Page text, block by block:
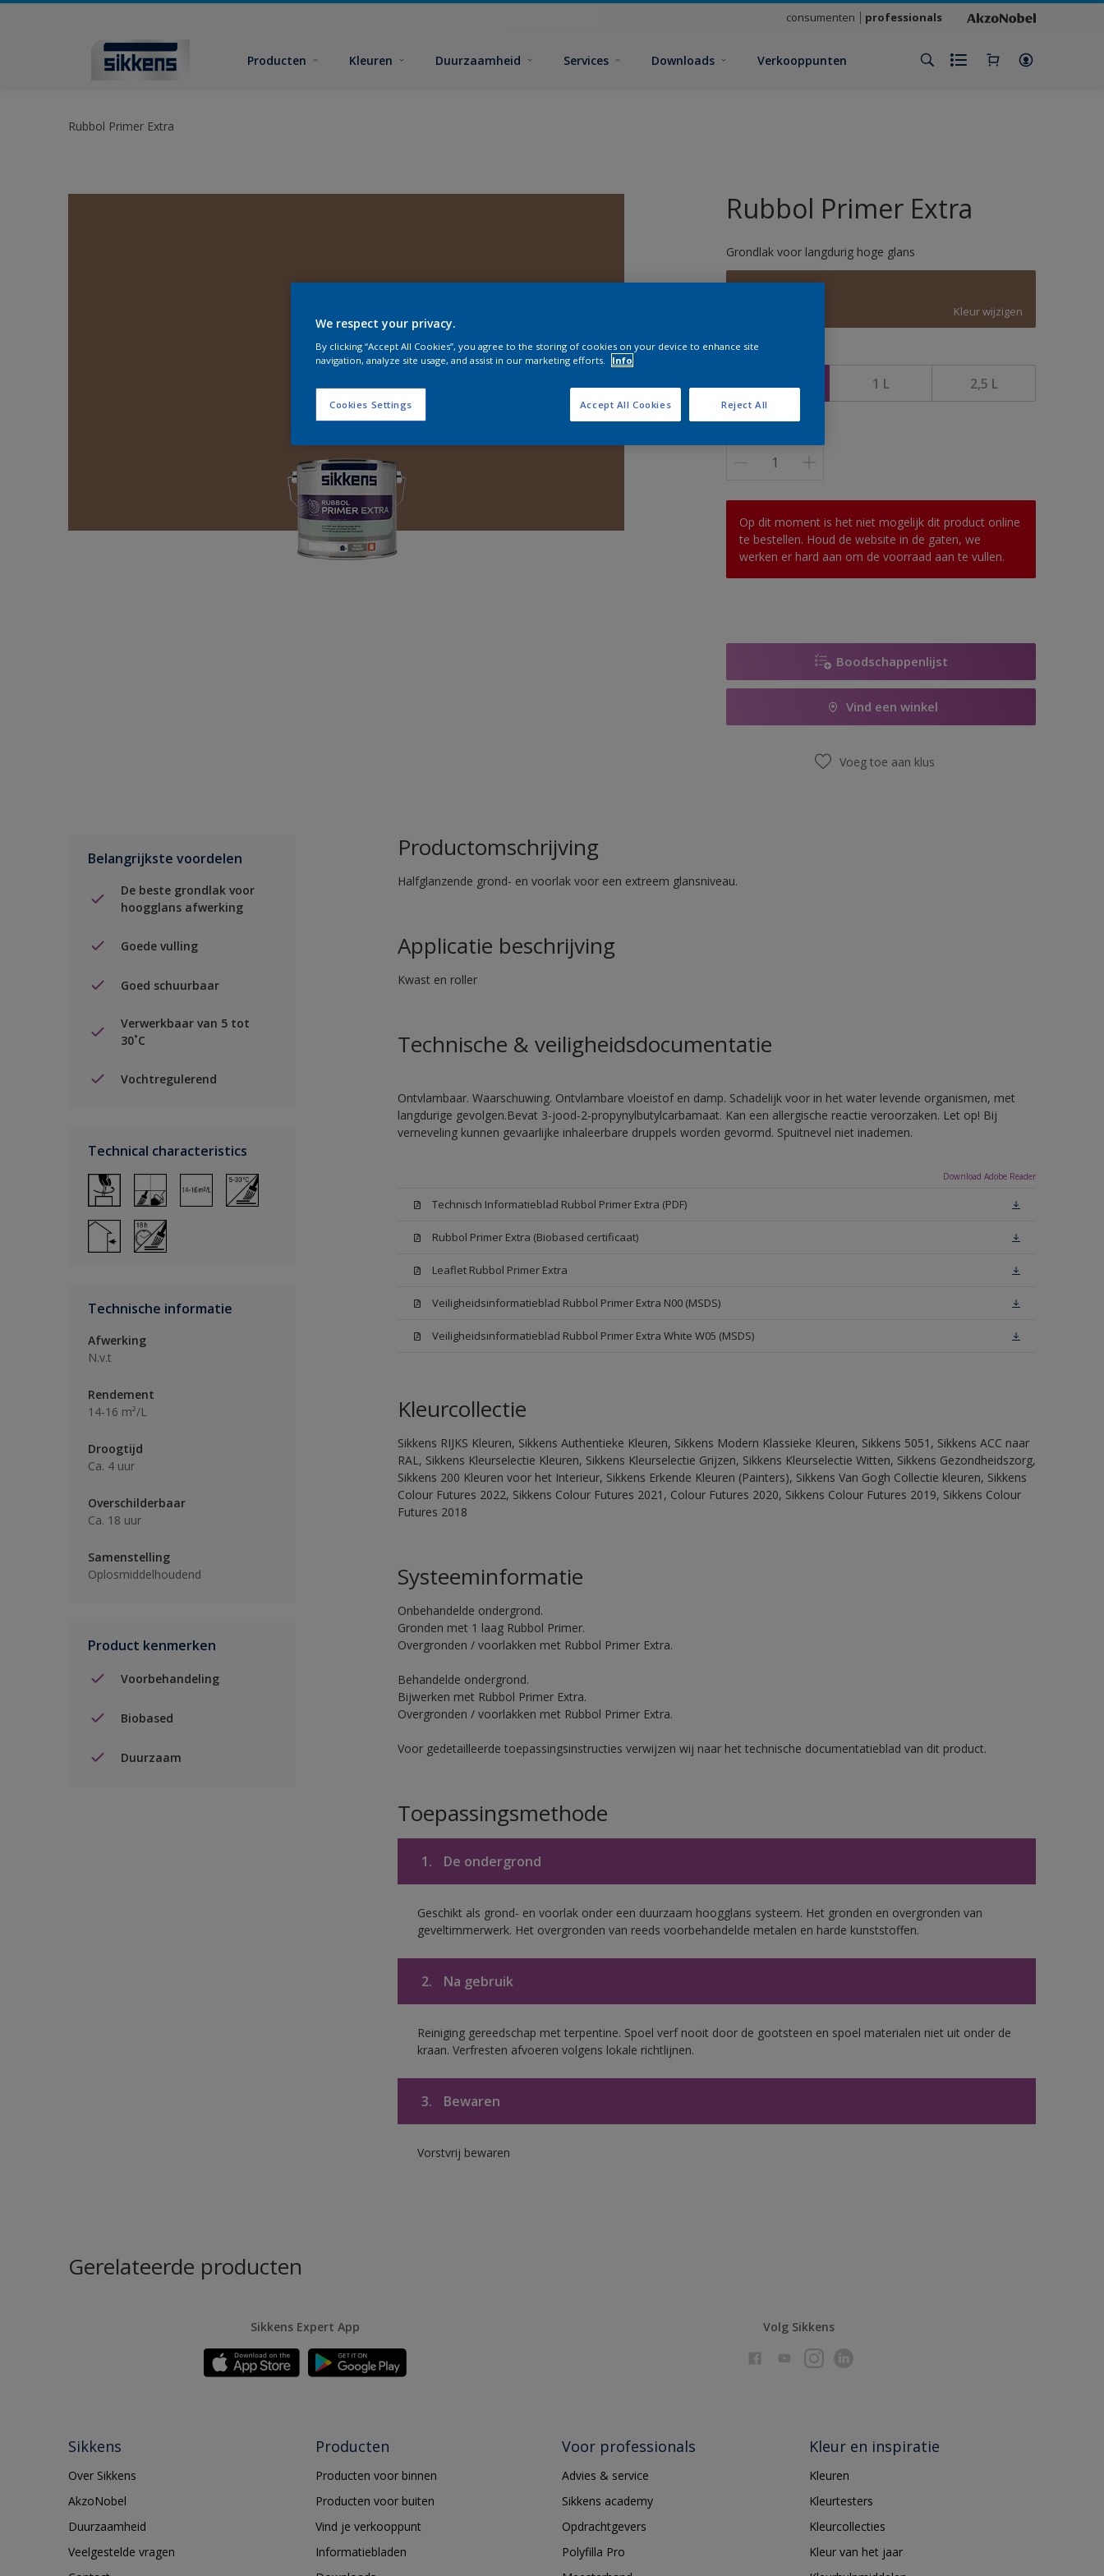
consumenten professionals
Producten Kleuren Duurzaamheid Services Downloads Verkooppunten
Rubbol Primer Extra
Rubbol Primer Extra
Grondlak voor langdurig hoge glans
Kleur wijzigen
0,5 l 1 L 2,5 L
Op dit moment is het niet mogelijk dit product online
te bestellen. Houd de website in de gaten, we
werken er hard aan om de voorraad aan te vullen.
Boodschappenlijst
Vind een winkel
Voeg toe aan klus
Belangrijkste voordelen
De beste grondlak voor
hoogglans afwerking
Goede vulling
Goed schuurbaar
Verwerkbaar van 5 tot
30˚C
Vochtregulerend
Technical characteristics
Technische informatie
Afwerking
N.v.t
Rendement
14-16 m²/L
Droogtijd
Ca. 4 uur
Overschilderbaar
Ca. 18 uur
Samenstelling
Oplosmiddelhoudend
Product kenmerken
Voorbehandeling
Biobased
Duurzaam
Productomschrijving
Halfglanzende grond- en voorlak voor een extreem glansniveau.
Applicatie beschrijving
Kwast en roller
Technische & veiligheidsdocumentatie
Ontvlambaar. Waarschuwing. Ontvlambare vloeistof en damp. Schadelijk voor in het water levende organismen, met
langdurige gevolgen.Bevat 3-jood-2-propynylbutylcarbamaat. Kan een allergische reactie veroorzaken. Let op! Bij
verneveling kunnen gevaarlijke inhaleerbare druppels worden gevormd. Spuitnevel niet inademen.
Download Adobe Reader
Technisch Informatieblad Rubbol Primer Extra (PDF)
Rubbol Primer Extra (Biobased certificaat)
Leaflet Rubbol Primer Extra
Veiligheidsinformatieblad Rubbol Primer Extra N00 (MSDS)
Veiligheidsinformatieblad Rubbol Primer Extra White W05 (MSDS)
Kleurcollectie
Sikkens RIJKS Kleuren, Sikkens Authentieke Kleuren, Sikkens Modern Klassieke Kleuren, Sikkens 5051, Sikkens ACC naar
RAL, Sikkens Kleurselectie Kleuren, Sikkens Kleurselectie Grijzen, Sikkens Kleurselectie Witten, Sikkens Gezondheidszorg,
Sikkens 200 Kleuren voor het Interieur, Sikkens Erkende Kleuren (Painters), Sikkens Van Gogh Collectie kleuren, Sikkens
Colour Futures 2022, Sikkens Colour Futures 2021, Colour Futures 2020, Sikkens Colour Futures 2019, Sikkens Colour
Futures 2018
Systeeminformatie
Onbehandelde ondergrond.
Gronden met 1 laag Rubbol Primer.
Overgronden / voorlakken met Rubbol Primer Extra.
Behandelde ondergrond.
Bijwerken met Rubbol Primer Extra.
Overgronden / voorlakken met Rubbol Primer Extra.
Voor gedetailleerde toepassingsinstructies verwijzen wij naar het technische documentatieblad van dit product.
Toepassingsmethode
1. De ondergrond
Geschikt als grond- en voorlak onder een duurzaam hoogglans systeem. Het gronden en overgronden van
geveltimmerwerk. Het overgronden van reeds voorbehandelde metalen en harde kunststoffen.
2. Na gebruik
Reiniging gereedschap met terpentine. Spoel verf nooit door de gootsteen en spoel materialen niet uit onder de
kraan. Verfresten afvoeren volgens lokale richtlijnen.
3. Bewaren
Vorstvrij bewaren
Gerelateerde producten
Sikkens Expert App Volg Sikkens
Sikkens
Over Sikkens
AkzoNobel
Duurzaamheid
Veelgestelde vragen
Producten
Producten voor binnen
Producten voor buiten
Vind je verkooppunt
Informatiebladen
Voor professionals
Advies & service
Sikkens academy
Opdrachtgevers
Polyfilla Pro
Kleur en inspiratie
Kleuren
Kleurtesters
Kleurcollecties
Kleur van het jaar
We respect your privacy.
By clicking “Accept All Cookies”, you agree to the storing of cookies on your device to enhance site
navigation, analyze site usage, and assist in our marketing efforts.
Info
Cookies Settings Reject All
Accept All Cookies